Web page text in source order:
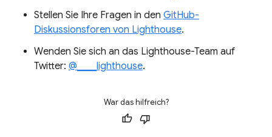
Stellen Sie Ihre Fragen in den GitHub-
Diskussionsforen von Lighthouse.
Wenden Sie sich an das Lighthouse-Team auf
Twitter: @____lighthouse.
War das hilfreich?